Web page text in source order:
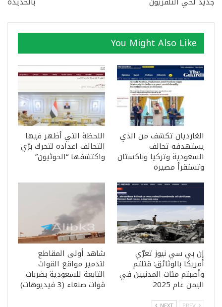
You Might Also Like
الغارديان تكشف من الذي
يستهدفه تحالف
السعودية وتركيا وباكستان
وتستقرأ مصيره
اللحظة التي أظهر فيها
التحالف اعداده لتحرك برّي
واكتشفها “الحوثيون”
إن بي سي نيوز تعرّي
أمريكا بالوثائق: قتلتم
وأصبتم مئات المدنيين في
اليمن عام 2025
شاهد أولى المقاطع
لتدمير مواقع القوات
التابعة للسعودية بضربات
قوات صنعاء (3 فيديوهات)